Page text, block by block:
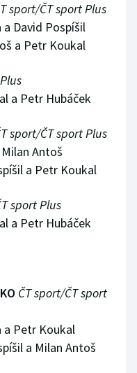
sport/ČT sport Plus
David Pospíšil
a Petr Koukal
a Petr Hubáček
sport/ČT sport Plus
Antoš
a Petr Koukal
sport Plus
a Petr Hubáček
ČT sport/ČT sport
Petr Koukal
a Milan Antoš